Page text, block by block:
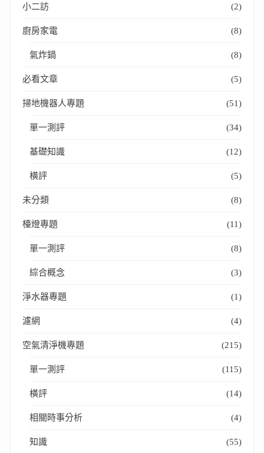
小二訪 (2)
廚房家電 (8)
氣炸鍋 (8)
必看文章 (5)
掃地機器人專題 (51)
單一測評 (34)
基礎知識 (12)
橫評 (5)
未分類 (8)
檯燈專題 (11)
單一測評 (8)
綜合概念 (3)
淨水器專題 (1)
濾網 (4)
空氣清淨機專題 (215)
單一測評 (115)
橫評 (14)
相關時事分析 (4)
知識 (55)